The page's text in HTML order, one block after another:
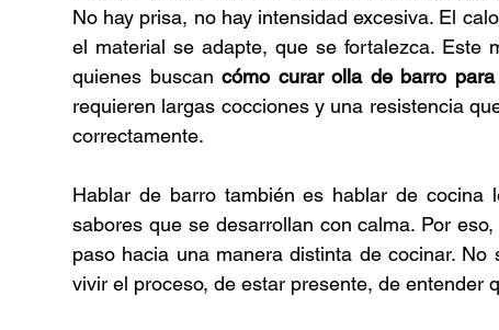
No hay prisa, no hay intensidad excesiva. El
el material se adapte, que se fortalezca. Este
quienes buscan cómo curar olla de barro para
requieren largas cocciones y una resistencia
correctamente.
Hablar de barro también es hablar de
sabores que se desarrollan con calma. Por
paso hacia una manera distinta de cocinar.
vivir el proceso, de estar presente, de entender